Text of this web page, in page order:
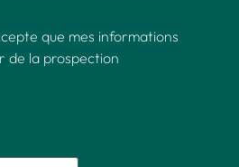
que mes informations
de la prospection